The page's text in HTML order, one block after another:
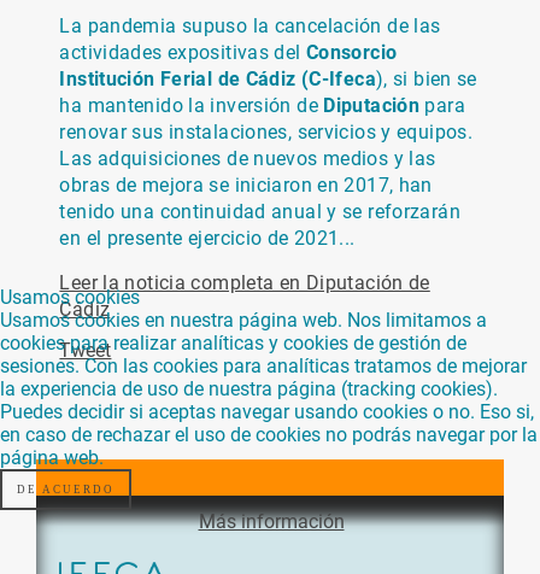
La pandemia supuso la cancelación de las
actividades expositivas del Consorcio
Institución Ferial de Cádiz (C-Ifeca), si bien se
ha mantenido la inversión de Diputación para
renovar sus instalaciones, servicios y equipos.
Las adquisiciones de nuevos medios y las
obras de mejora se iniciaron en 2017, han
tenido una continuidad anual y se reforzarán
en el presente ejercicio de 2021...
Leer la noticia completa en Diputación de
Cádiz
Tweet
Usamos cookies
Usamos cookies en nuestra página web. Nos limitamos a
cookies para realizar analíticas y cookies de gestión de
sesiones. Con las cookies para analíticas tratamos de mejorar
la experiencia de uso de nuestra página (tracking cookies).
Puedes decidir si aceptas navegar usando cookies o no. Eso si,
en caso de rechazar el uso de cookies no podrás navegar por la
página web.
DE ACUERDO
Más información